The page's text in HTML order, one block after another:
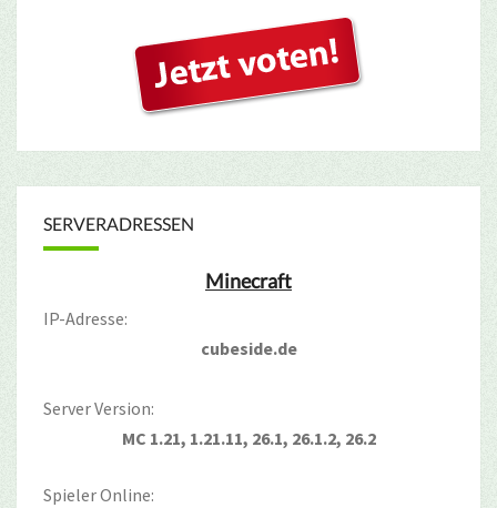
SERVERADRESSEN
Minecraft
IP-Adresse:
cubeside.de
Server Version:
MC 1.21, 1.21.11, 26.1, 26.1.2, 26.2
Spieler Online: